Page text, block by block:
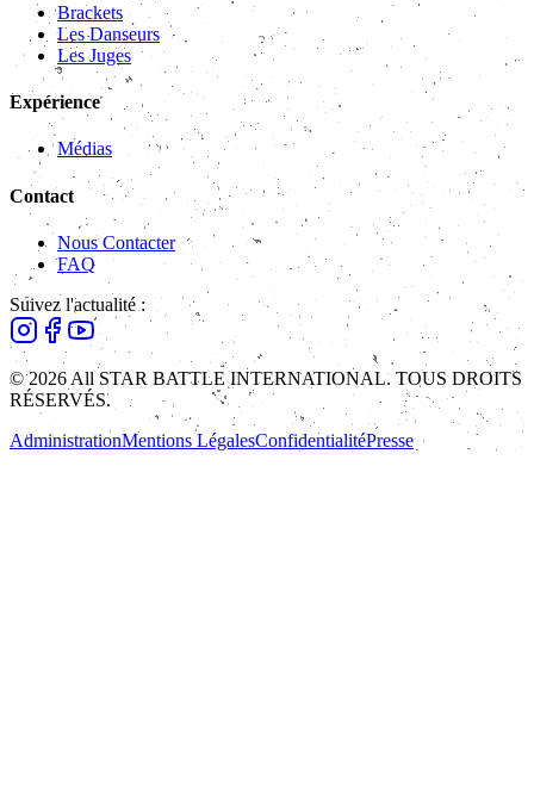
Brackets
Les Danseurs
Les Juges
Expérience
Médias
Contact
Nous Contacter
FAQ
Suivez l'actualité :
© 2026 All STAR BATTLE INTERNATIONAL. TOUS DROITS
RÉSERVÉS.
AdministrationMentions LégalesConfidentialitéPresse